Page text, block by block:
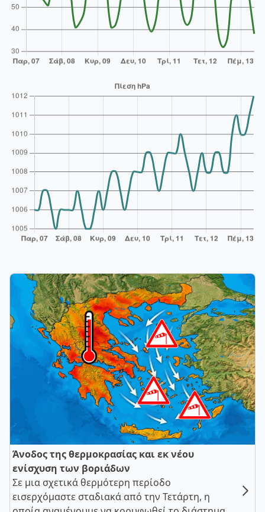
Άνοδος της θερμοκρασίας και εκ νέου
ενίσχυση των βοριάδων
Σε μια σχετικά θερμότερη περίοδο
εισερχόμαστε σταδιακά από την Τετάρτη, η